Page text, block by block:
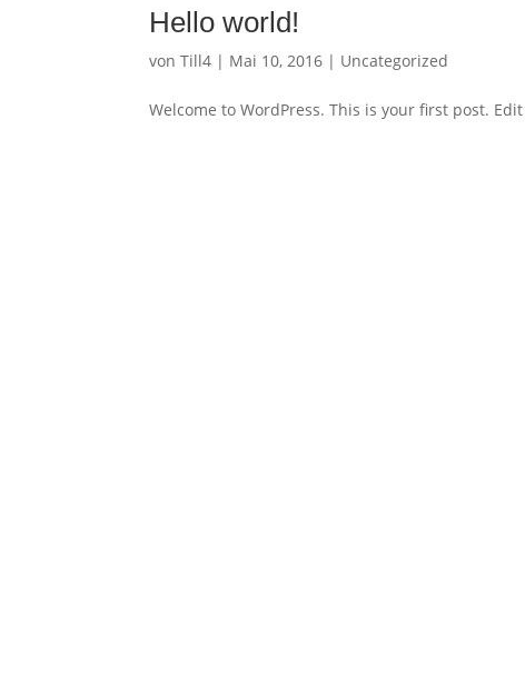
Hello world!
vonTill4 | Mai 10, 2016 | Uncategorized
Welcome to WordPress. This is your first post.